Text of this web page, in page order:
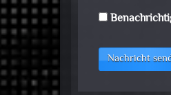
Nachricht